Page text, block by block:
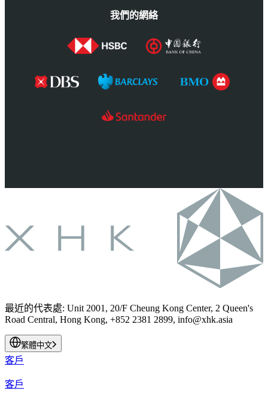
我們的網絡
最近的代表處: Unit 2001, 20/F Cheung Kong Center, 2 Queen's
Road Central, Hong Kong, +852 2381 2899, info@xhk.asia
繁體中文
客戶
客戶